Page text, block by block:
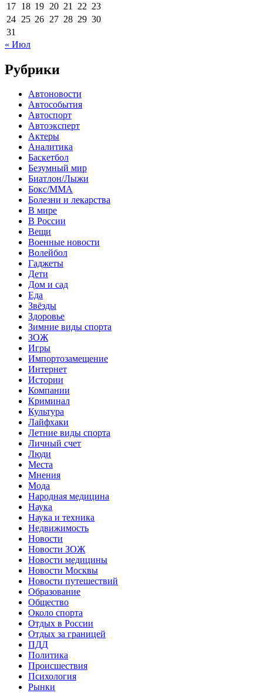
17 18 19 20 21 22 23
24 25 26 27 28 29 30
31
« Июл
Рубрики
Автоновости
Автособытия
Автоспорт
Автоэксперт
Актеры
Аналитика
Баскетбол
Безумный мир
Биатлон/Лыжи
Бокс/MMA
Болезни и лекарства
В мире
В России
Вещи
Военные новости
Волейбол
Гаджеты
Дети
Дом и сад
Еда
Звёзды
Здоровье
Зимние виды спорта
ЗОЖ
Игры
Импортозамещение
Интернет
Истории
Компании
Криминал
Культура
Лайфхаки
Летние виды спорта
Личный счет
Люди
Места
Мнения
Мода
Народная медицина
Наука
Наука и техника
Недвижимость
Новости
Новости ЗОЖ
Новости медицины
Новости Москвы
Новости путешествий
Образование
Общество
Около спорта
Отдых в России
Отдых за границей
ПДД
Политика
Происшествия
Психология
Рынки